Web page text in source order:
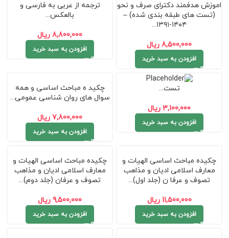
اموزش هدفمند دکترای صرف و نحو
(تست های طبقه بندی شده) –
۱۴۰۴-۱۳۹۱...
8,500,000 ریال
افزودن به سبد خرید
ترجمه از عربی به فارسی و
بالعکس...
8,800,000 ریال
افزودن به سبد خرید
تست...
3,100,000 ریال
افزودن به سبد خرید
چکید ه مباحث اساسی و همه
سوال های روان شناسی عمومی...
7,800,000 ریال
افزودن به سبد خرید
چکیده مباحث اساسی الهیات و
معارف اسلامی ادیان و مذاهب
تصوف و عرفا ن (جلد اول)...
11,500,000 ریال
افزودن به سبد خرید
چکیده مباحث اساسی الهیات و
معارف اسلامی ادیان و مذاهب
تصوف و عرفان (جلد دوم)...
9,500,000 ریال
افزودن به سبد خرید